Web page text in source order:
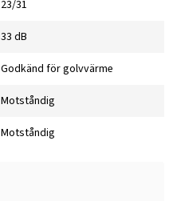
23/31
33 dB
Godkänd för golvvärme
Motståndig
Motståndig